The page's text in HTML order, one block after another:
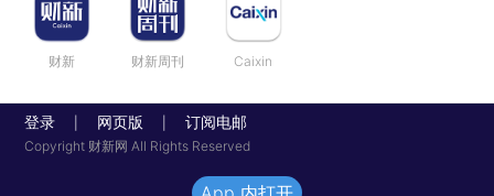
财新 财新周刊 Caixin
登录 网页版 订阅电邮
Copyright 财新网 All Rights Reserved